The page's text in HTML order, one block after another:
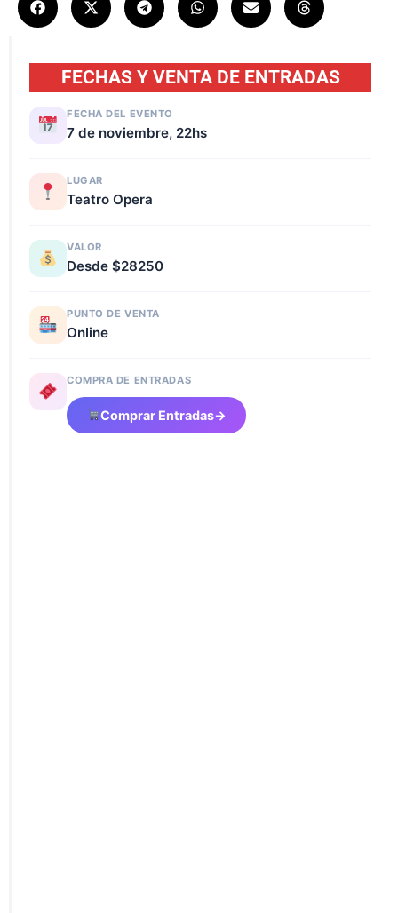
FECHAS Y VENTA DE ENTRADAS
FECHA DEL EVENTO
7 de noviembre, 22hs
LUGAR
Teatro Opera
VALOR
Desde $28250
PUNTO DE VENTA
Online
COMPRA DE ENTRADAS
Comprar Entradas→